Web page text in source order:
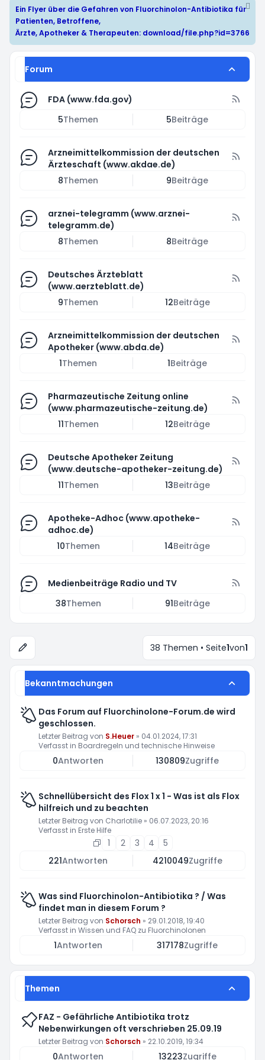
Ein Flyer über die Gefahren von Fluorchinolon-Antibiotika für
Patienten, Betroffene,
Ärzte, Apotheker & Therapeuten: download/file.php?id=3766
Forum
FDA (www.fda.gov)
5Themen 5Beiträge
Arzneimittelkommission der deutschen
Ärzteschaft (www.akdae.de)
8Themen 9Beiträge
arznei-telegramm (www.arznei-
telegramm.de)
8Themen 8Beiträge
Deutsches Ärzteblatt
(www.aerzteblatt.de)
9Themen 12Beiträge
Arzneimittelkommission der deutschen
Apotheker (www.abda.de)
1Themen 1Beiträge
Pharmazeutische Zeitung online
(www.pharmazeutische-zeitung.de)
11Themen 12Beiträge
Deutsche Apotheker Zeitung
(www.deutsche-apotheker-zeitung.de)
11Themen 13Beiträge
Apotheke-Adhoc (www.apotheke-
adhoc.de)
10Themen 14Beiträge
Medienbeiträge Radio und TV
38Themen 91Beiträge
38 Themen • Seite1von1
Bekanntmachungen
Das Forum auf Fluorchinolone-Forum.de wird
geschlossen.
Letzter Beitrag von S.Heuer » 04.01.2024, 17:31
Verfasst in Boardregeln und technische Hinweise
0Antworten 130809Zugriffe
Schnellübersicht des Flox 1 x 1 - Was ist als Flox
hilfreich und zu beachten
Letzter Beitrag von Charlotilie » 06.07.2023, 20:16
Verfasst in Erste Hilfe
1 2 3 4
5
221Antworten 4210049Zugriffe
Was sind Fluorchinolon-Antibiotika ? / Was
findet man in diesem Forum ?
Letzter Beitrag von Schorsch » 29.01.2018, 19:40
Verfasst in Wissen und FAQ zu Fluorchinolonen
1Antworten 317178Zugriffe
Themen
FAZ - Gefährliche Antibiotika trotz
Nebenwirkungen oft verschrieben 25.09.19
Letzter Beitrag von Schorsch » 22.10.2019, 19:34
0Antworten 13223Zugriffe